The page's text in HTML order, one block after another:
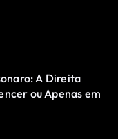
A Direita
ou Apenas em